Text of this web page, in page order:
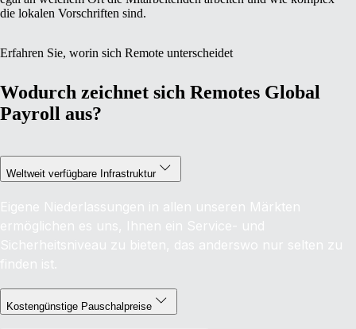
die lokalen Vorschriften sind.
Erfahren Sie, worin sich Remote unterscheidet
Wodurch zeichnet sich Remotes Global
Payroll aus?
Weltweit verfügbare Infrastruktur
Eigene Niederlassungen in allen unseren Märkten
ermöglichen es uns, Ihnen ein Service- und
Sicherheitsniveau zu bieten, das anderswo nur selten zu
finden ist.
Kostengünstige Pauschalpreise